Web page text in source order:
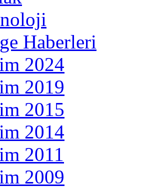
Haberleri
2024
2019
2015
2014
2011
2009